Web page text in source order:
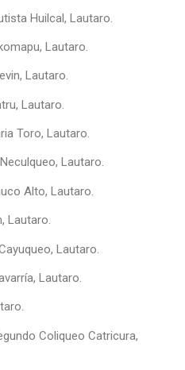
Huilcal, Lautaro.
Lautaro.
Lautaro.
Lautaro.
Toro, Lautaro.
Lautaro.
Alto, Lautaro.
Lautaro.
Lautaro.
Lautaro.
Coliqueo Catricura,